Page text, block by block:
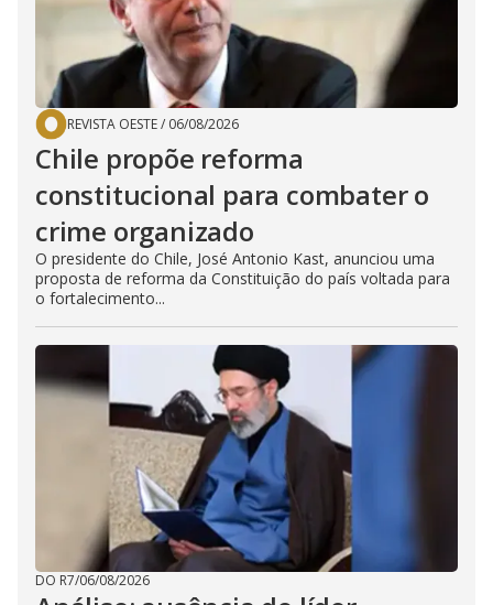
REVISTA OESTE/ 06/08/2026
Chile propõe reforma
constitucional para combater o
crime organizado
O presidente do Chile, José Antonio Kast, anunciou uma
proposta de reforma da Constituição do país voltada para
o fortalecimento...
DO R7/06/08/2026